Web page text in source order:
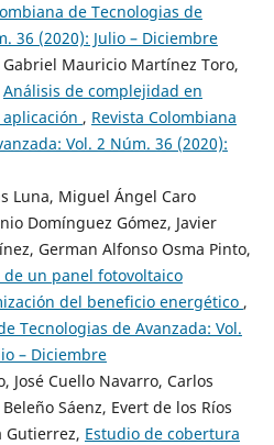
de Tecnologias de
36 (2020): Julio – Diciembre
Gabriel Mauricio Martínez Toro,
Análisis de complejidad en
, Revista Colombiana
Vol. 2 Núm. 36 (2020):
Luna, Miguel Ángel Caro
Domínguez Gómez, Javier
German Alfonso Osma Pinto,
un panel fotovoltaico
del beneficio energético ,
Tecnologias de Avanzada: Vol.
– Diciembre
José Cuello Navarro, Carlos
Sáenz, Evert de los Ríos
Gutierrez, Estudio de cobertura